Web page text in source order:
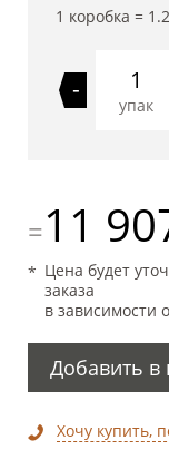
1 коробка =
-
упак
=11
Цена будет
заказа
в зависимости
Добавить в
Хочу купить,